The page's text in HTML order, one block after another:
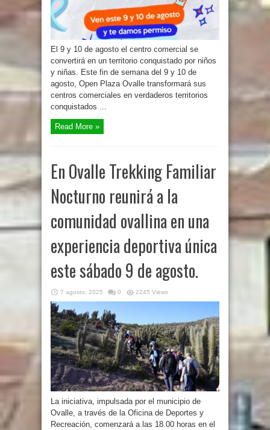
El 9 y 10 de agosto el centro comercial se
convertirá en un territorio conquistado por niños
y niñas. Este fin de semana del 9 y 10 de
agosto, Open Plaza Ovalle transformará sus
centros comerciales en verdaderos territorios
conquistados ...
Read More »
En Ovalle Trekking Familiar
Nocturno reunirá a la
comunidad ovallina en una
experiencia deportiva única
este sábado 9 de agosto.
7 agosto, 2025 0 2245 Views
La iniciativa, impulsada por el municipio de
Ovalle, a través de la Oficina de Deportes y
Recreación, comenzará a las 18.00 horas en el